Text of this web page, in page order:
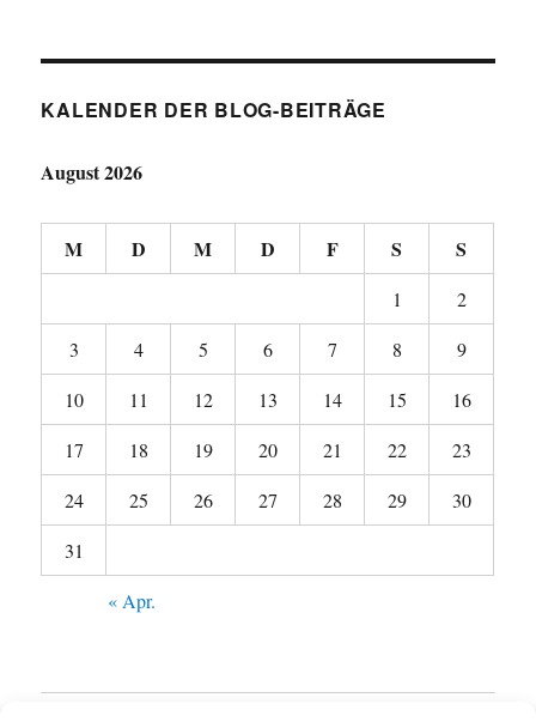
KALENDER DER BLOG-BEITRÄGE
August 2026
M D M D F S S
1
2
3
4 5 6 7 8
9
10
11 12 13 14 15
16
17
18 19 20 21 22
23
24
25 26 27 28 29
30
31
« Apr.